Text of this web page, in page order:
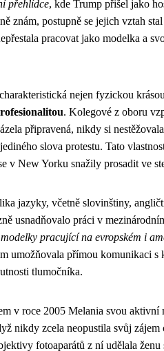
přehlídce, kde Trump přišel jako
znám, postupně se jejich vztah
pracovat jako modelka a
nejen fyzickou
. Kolegové z oboru
připravená, nikdy si
slova protestu. Tato
v New Yorku snažily prosadit ve
jazyky, včetně slovinštiny,
usnadňovalo práci v
pracující na evropském i
umožňovala přímou komunikaci s
tlumočníka.
v roce 2005 Melania svou aktivní
nikdy zcela neopustila svůj zájem
fotoaparátů z ní udělala